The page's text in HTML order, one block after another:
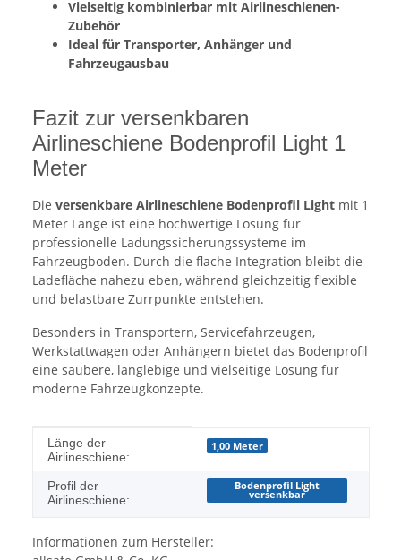
Vielseitig kombinierbar mit Airlineschienen-
Zubehör
Ideal für Transporter, Anhänger und
Fahrzeugausbau
Fazit zur versenkbaren
Airlineschiene Bodenprofil Light 1
Meter
Die versenkbare Airlineschiene Bodenprofil Light mit 1
Meter Länge ist eine hochwertige Lösung für
professionelle Ladungssicherungssysteme im
Fahrzeugboden. Durch die flache Integration bleibt die
Ladefläche nahezu eben, während gleichzeitig flexible
und belastbare Zurrpunkte entstehen.
Besonders in Transportern, Servicefahrzeugen,
Werkstattwagen oder Anhängern bietet das Bodenprofil
eine saubere, langlebige und vielseitige Lösung für
moderne Fahrzeugkonzepte.
Produkteigenschaft
Wert
Länge der
Airlineschiene:
1,00 Meter
Profil der
Airlineschiene:
Bodenprofil Light
versenkbar
Informationen zum Hersteller: